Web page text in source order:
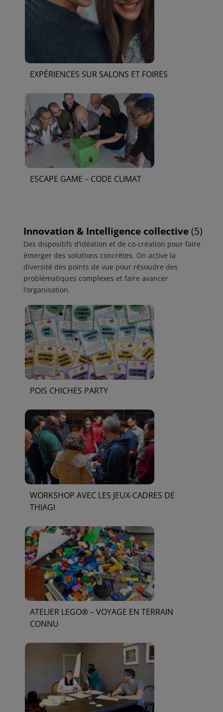
EXPÉRIENCES SUR SALONS ET FOIRES
ESCAPE GAME – CODE CLIMAT
Innovation & Intelligence collective(5)
Des dispositifs d’idéation et de co-création pour faire
émerger des solutions concrètes. On active la
diversité des points de vue pour résoudre des
problématiques complexes et faire avancer
l’organisation.
POIS CHICHES PARTY
WORKSHOP AVEC LES JEUX-CADRES DE
THIAGI
ATELIER LEGO® – VOYAGE EN TERRAIN
CONNU